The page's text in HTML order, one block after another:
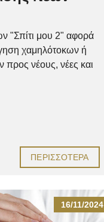
"Σπίτι μου 2" αφορά
χαμηλότοκων ή
προς νέους, νέες και
ΠΕΡΙΣΣΌΤΕΡΑ
16/11/2024